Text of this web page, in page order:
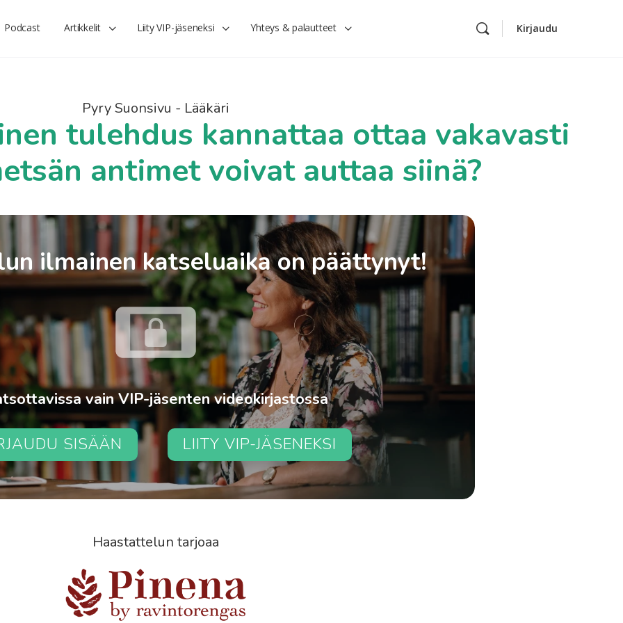
Podcast Artikkelit Liity VIP-jäseneksi Yhteys & palautteet Kirjaudu
Pyry Suonsivu - Lääkäri
tulehdus kannattaa ottaa vakavasti
antimet voivat auttaa siinä?
ilmainen katseluaika on päättynyt!
vain VIP-jäsenten videokirjastossa
SISÄÄN LIITY VIP-JÄSENEKSI
Haastattelun tarjoaa